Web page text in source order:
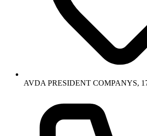
AVDA PRESIDENT COMPANYS,